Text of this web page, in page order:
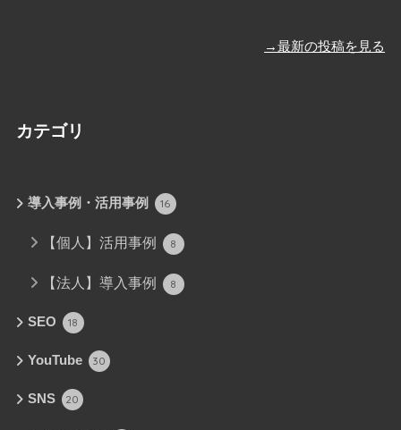
→最新の投稿を見る
カテゴリ
導入事例・活用事例 16
【個人】活用事例 8
【法人】導入事例 8
SEO 18
YouTube 30
SNS 20